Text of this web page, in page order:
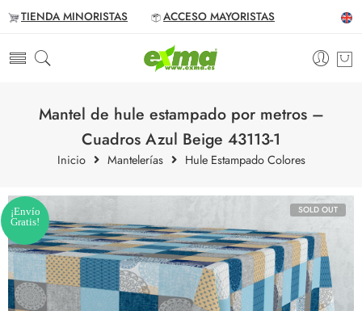
TIENDA MINORISTAS ACCESO MAYORISTAS
Mantel de hule estampado por metros –
Cuadros Azul Beige 43113-1
Inicio Mantelerías Hule Estampado Colores
SOLD OUT
¡Envío
Gratis!